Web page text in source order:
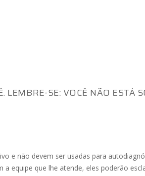
SE: VOCÊ NÃO ESTÁ
e não devem ser usadas para
equipe que lhe atende, eles poderão